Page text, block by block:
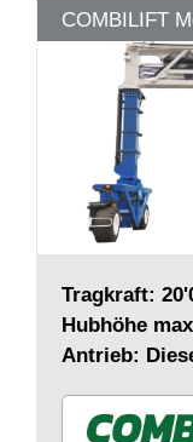
COMBILIFT
Tragkraft:
Hubhöhe
Antrieb: